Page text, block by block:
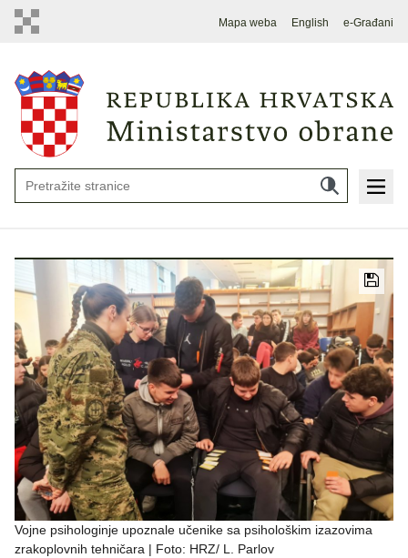
Mapa weba English e-Građani
Vojne psihologinje upoznale učenike sa psihološkim izazovima
zrakoplovnih tehničara | Foto: HRZ/ L. Parlov